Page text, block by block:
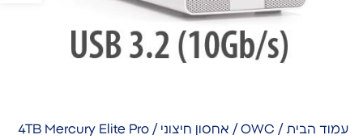
עמוד הבית /
OWC
/ אחסון חיצוני
/ 4TB Mercury Elite Pro